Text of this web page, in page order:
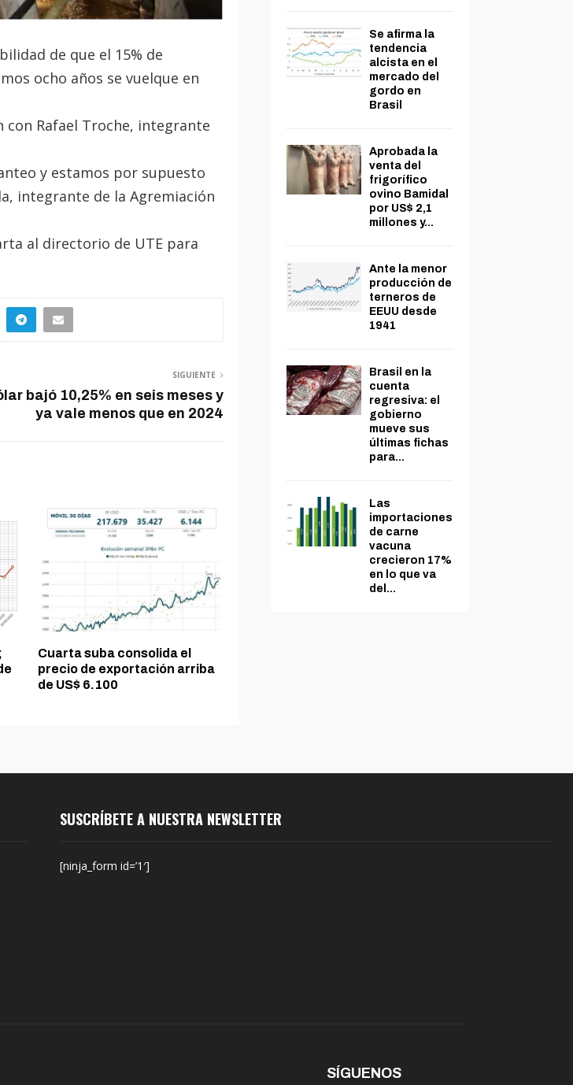
de que el 15% de
ocho años se vuelque en
con Rafael Troche, integrante
y estamos por supuesto
integrante de la Agremiación
al directorio de UTE para
SIGUIENTE
bajó 10,25% en seis meses y
ya vale menos que en 2024
Cuarta suba consolida el
precio de exportación arriba
de US$ 6.100
Se afirma la
tendencia
alcista en el
mercado del
gordo en
Brasil
Aprobada la
venta del
frigorífico
ovino Bamidal
por US$ 2,1
millones y...
Ante la menor
producción de
terneros de
EEUU desde
1941
Brasil en la
cuenta
regresiva: el
gobierno
mueve sus
últimas fichas
para...
Las
importaciones
de carne
vacuna
crecieron 17%
en lo que va
del...
SUSCRÍBETE A NUESTRA NEWSLETTER
[ninja_form id=’1′]
SÍGUENOS